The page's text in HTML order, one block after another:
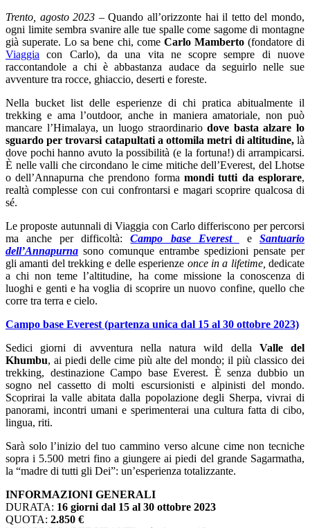
Trento, agosto 2023 – Quando all’orizzonte hai il tetto del mondo,
ogni limite sembra svanire alle tue spalle come sagome di montagne
già superate. Lo sa bene chi, come Carlo Mamberto(fondatore di
Viaggia con Carlo), da una vita ne scopre sempre di nuove
raccontandole a chi è abbastanza audace da seguirlo nelle sue
avventure tra rocce, ghiaccio, deserti e foreste.
Nella bucket list delle esperienze di chi pratica abitualmente il
trekking e ama l’outdoor, anche in maniera amatoriale, non può
mancare l’Himalaya, un luogo straordinariodove basta alzare lo
sguardo per trovarsi catapultati a ottomila metri di altitudine,là
dove pochi hanno avuto la possibilità (e la fortuna!) di arrampicarsi.
È nelle valli che circondano le cime mitiche dell’Everest, del Lhotse
o dell’Annapurna che prendono forma mondi tutti da esplorare,
realtà complesse con cui confrontarsi e magari scoprire qualcosa di
sé.
Le proposte autunnali di Viaggia con Carlo differiscono per percorsi
ma anche per difficoltà:Campo base Everest eSantuario
dell’Annapurna sono comunque entrambe spedizioni pensate per
gli amanti del trekking e delle esperienze once in a lifetime, dedicate
a chi non teme l’altitudine, ha come missione la conoscenza di
luoghi e genti e ha voglia di scoprire un nuovo confine, quello che
corre tra terra e cielo.
Campo base Everest (partenza unica dal 15 al 30 ottobre 2023)
Sedici giorni di avventura nella natura wild della Valle del
Khumbu, ai piedi delle cime più alte del mondo; il più classico dei
trekking, destinazione Campo base Everest. È senza dubbio un
sogno nel cassetto di molti escursionisti e alpinisti del mondo.
Scoprirai la valle abitata dalla popolazione degli Sherpa, vivrai di
panorami, incontri umani e sperimenterai una cultura fatta di cibo,
lingua, riti.
Sarà solo l’inizio del tuo cammino verso alcune cime non tecniche
sopra i 5.500 metri fino a giungere ai piedi del grande Sagarmatha,
la “madre di tutti gli Dei”: un’esperienza totalizzante.
INFORMAZIONI GENERALI
DURATA: 16 giorni dal 15 al 30 ottobre 2023
QUOTA: 2.850 €